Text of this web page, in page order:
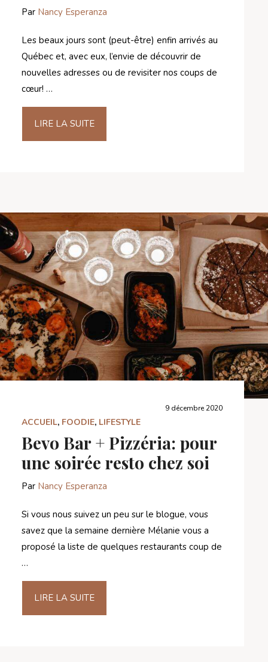
Par Nancy Esperanza
Les beaux jours sont (peut-être) enfin arrivés au
Québec et, avec eux, l’envie de découvrir de
nouvelles adresses ou de revisiter nos coups de
cœur! …
LIRE LA SUITE
9 décembre 2020
ACCUEIL, FOODIE, LIFESTYLE
Bevo Bar + Pizzéria: pour
une soirée resto chez soi
Par Nancy Esperanza
Si vous nous suivez un peu sur le blogue, vous
savez que la semaine dernière Mélanie vous a
proposé la liste de quelques restaurants coup de
…
LIRE LA SUITE